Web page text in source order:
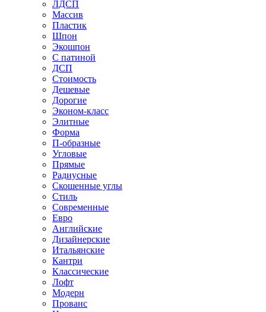
ЛДСП
Массив
Пластик
Шпон
Экошпон
С патиной
ДСП
Стоимость
Дешевые
Дорогие
Эконом-класс
Элитные
Форма
П-образные
Угловые
Прямые
Радиусные
Скошенные углы
Стиль
Современные
Евро
Английские
Дизайнерские
Итальянские
Кантри
Классические
Лофт
Модерн
Прованс